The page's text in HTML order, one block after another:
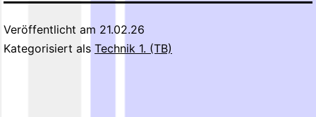
Veröffentlicht am 21.02.26
Kategorisiert als Technik 1. (TB)